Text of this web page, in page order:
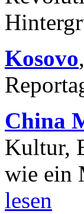
Kosovo
China
Kultur,
wie ein
lesen